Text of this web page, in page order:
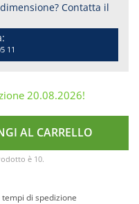
Contatta il
11
20.08.2026!
AL CARRELLO
è 10.
di spedizione